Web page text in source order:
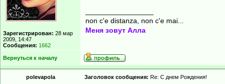
Зарегистрирован: 28 мар
2009, 14:47
Сообщения: 1662
non c'e distanza, non c'e mai...
Меня зовут Алла
Вернуться к началу
polevapola Заголовок сообщения: Re: С днем Рождения!